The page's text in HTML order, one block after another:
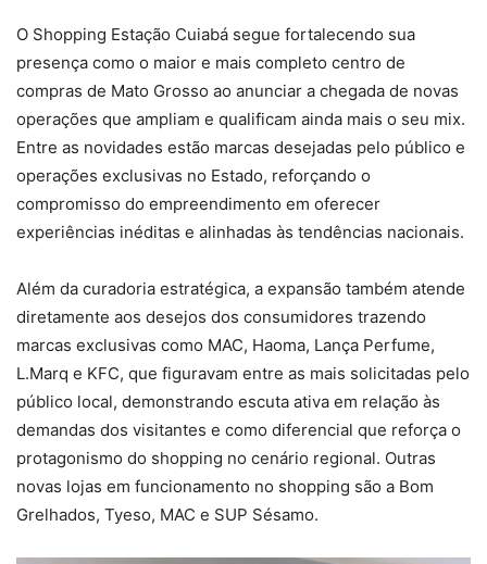
O Shopping Estação Cuiabá segue fortalecendo sua
presença como o maior e mais completo centro de
compras de Mato Grosso ao anunciar a chegada de novas
operações que ampliam e qualificam ainda mais o seu mix.
Entre as novidades estão marcas desejadas pelo público e
operações exclusivas no Estado, reforçando o
compromisso do empreendimento em oferecer
experiências inéditas e alinhadas às tendências nacionais.
Além da curadoria estratégica, a expansão também atende
diretamente aos desejos dos consumidores trazendo
marcas exclusivas como MAC, Haoma, Lança Perfume,
L.Marq e KFC, que figuravam entre as mais solicitadas pelo
público local, demonstrando escuta ativa em relação às
demandas dos visitantes e como diferencial que reforça o
protagonismo do shopping no cenário regional. Outras
novas lojas em funcionamento no shopping são a Bom
Grelhados, Tyeso, MAC e SUP Sésamo.